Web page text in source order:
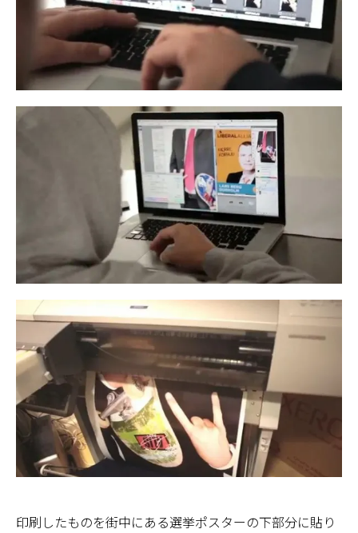
印刷したものを街中にある選挙ポスターの下部分に貼り